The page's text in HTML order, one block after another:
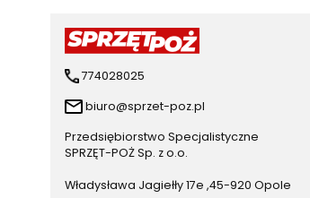
774028025
biuro@sprzet-poz.pl
Przedsiębiorstwo Specjalistyczne
SPRZĘT-POŻ Sp. z o.o.
Władysława Jagiełły 17e ,45-920 Opole